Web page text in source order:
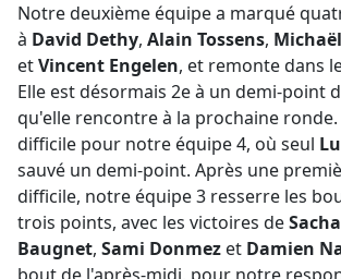
Notre deuxième équipe a marqué
à David Dethy, Alain Tossens,
etVincent Engelen, et remonte dans
Elle est désormais 2e à un demi-point
qu'elle rencontre à la prochaine ronde.
difficile pour notre équipe 4, où seul
sauvé un demi-point. Après une
difficile, notre équipe 3 resserre les
trois points, avec les victoires deSacha
Baugnet, Sami Donmez et Damien